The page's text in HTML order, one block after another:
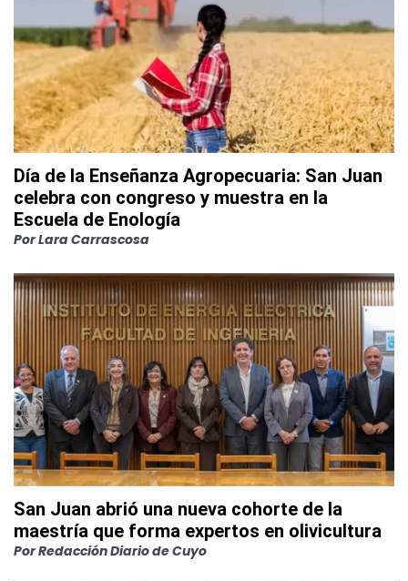
Día de la Enseñanza Agropecuaria: San Juan
celebra con congreso y muestra en la
Escuela de Enología
PorLara Carrascosa
San Juan abrió una nueva cohorte de la
maestría que forma expertos en olivicultura
PorRedacción Diario de Cuyo